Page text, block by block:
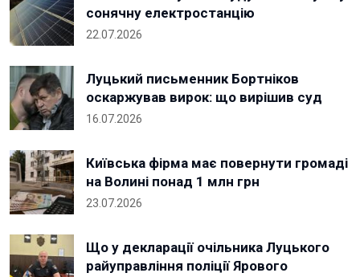
сонячну електростанцію
22.07.2026
Луцький письменник Бортніков
оскаржував вирок: що вирішив суд
16.07.2026
Київська фірма має повернути громаді
на Волині понад 1 млн грн
23.07.2026
Що у декларації очільника Луцького
райуправління поліції Ярового